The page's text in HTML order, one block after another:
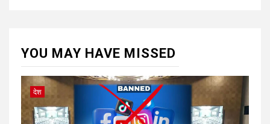
YOU MAY HAVE MISSED
देश